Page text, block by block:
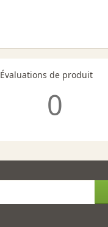
Évaluations de produit
0